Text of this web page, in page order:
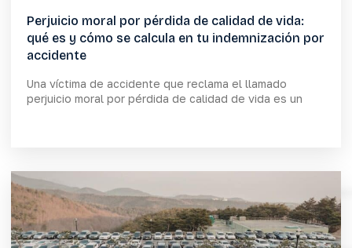
Perjuicio moral por pérdida de calidad de vida:
qué es y cómo se calcula en tu indemnización por
accidente
Una víctima de accidente que reclama el llamado
perjuicio moral por pérdida de calidad de vida es un